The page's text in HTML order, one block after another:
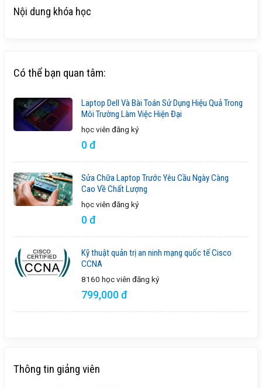
Nội dung khóa học
Có thể bạn quan tâm:
Laptop Dell Và Bài Toán Sử Dụng Hiệu Quả Trong
Môi Trường Làm Việc Hiện Đại
học viên đăng ký
0 đ
Sửa Chữa Laptop Trước Yêu Cầu Ngày Càng
Cao Về Chất Lượng
học viên đăng ký
0 đ
Kỹ thuật quản trị an ninh mạng quốc tế Cisco
CCNA
8160 học viên đăng ký
799,000 đ
Thông tin giảng viên